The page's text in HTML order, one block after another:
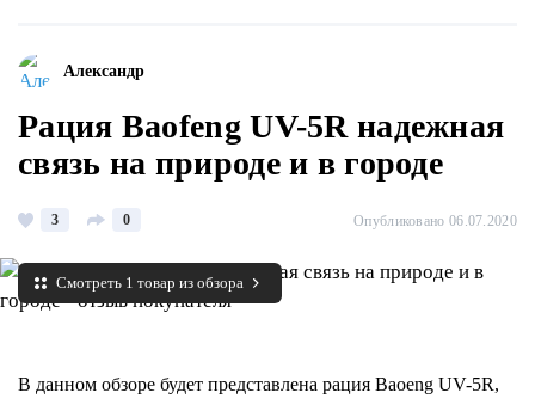
Александр
Рация Baofeng UV-5R надежная
связь на природе и в городе
3 0 Опубликовано 06.07.2020
Смотреть 1 товар из обзора
В данном обзоре будет представлена рация Baoeng UV-5R,